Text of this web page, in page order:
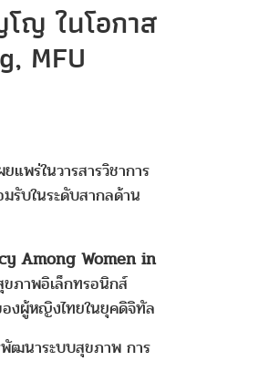
ญ ในโอกาส
MFU
แพร่ในวารสารวิชาการ
รับในระดับสากลด้าน
Among Women in
ภาพอิเล็กทรอนิกส์
งผู้หญิงไทยในยุคดิจิทัล
พัฒนาระบบสุขภาพ การ